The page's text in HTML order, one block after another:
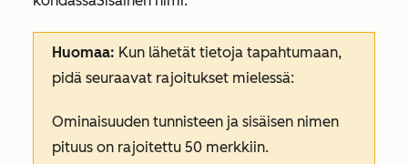
Huomaa: Kun lähetät tietoja tapahtumaan,
pidä seuraavat rajoitukset mielessä:
Ominaisuuden tunnisteen ja sisäisen nimen
pituus on rajoitettu 50 merkkiin.